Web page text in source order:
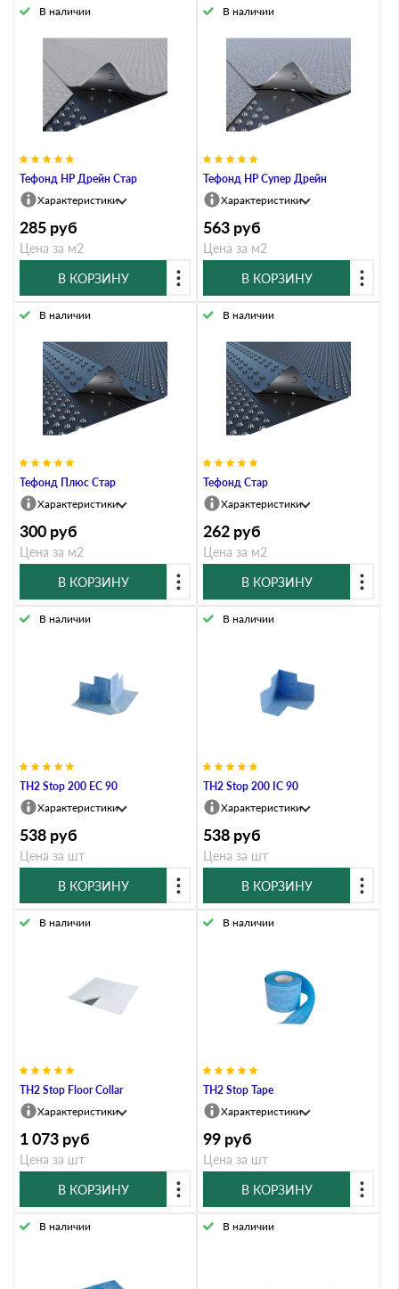
Тефонд НР Дрейн Стар
В наличии
Характеристики
285 руб
Цена за м2
В КОРЗИНУ
Тефонд НР Супер Дрейн
В наличии
Характеристики
563 руб
Цена за м2
В КОРЗИНУ
Тефонд Плюс Стар
В наличии
Характеристики
300 руб
Цена за м2
В КОРЗИНУ
Тефонд Стар
В наличии
Характеристики
262 руб
Цена за м2
В КОРЗИНУ
TH2 Stop 200 EC 90
В наличии
Характеристики
538 руб
Цена за шт
В КОРЗИНУ
TH2 Stop 200 IC 90
В наличии
Характеристики
538 руб
Цена за шт
В КОРЗИНУ
TH2 Stop Floor Collar
В наличии
Характеристики
1 073 руб
Цена за шт
В КОРЗИНУ
TH2 Stop Tape
В наличии
Характеристики
99 руб
Цена за шт
В КОРЗИНУ
В наличии В наличии